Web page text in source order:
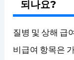
되나요?
질병 및 상해 급
비급여 항목은